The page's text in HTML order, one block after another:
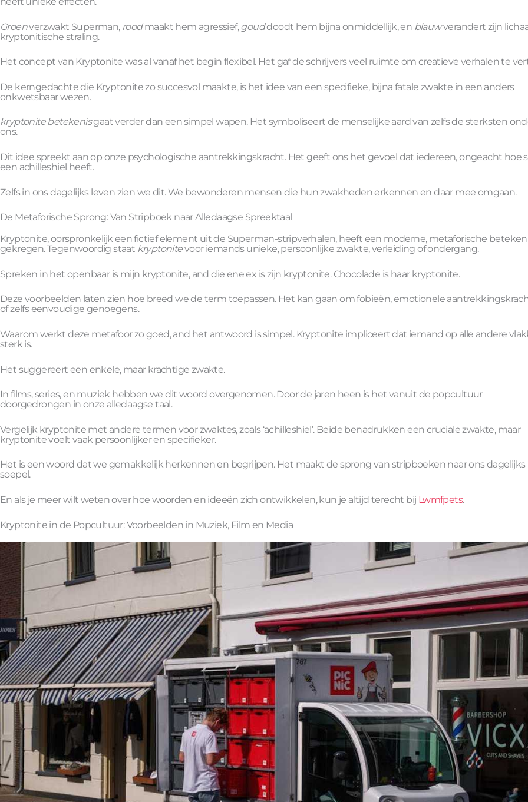
Groenverzwakt Superman, roodmaakt hem agressief, gouddoodt hem bijna onmiddellijk, en blauwverandert zijn
kryptonitische straling.
Het concept van Kryptonite was al vanaf het begin flexibel. Het gaf de schrijvers veel ruimte om creatieve verhalen te
De kerngedachte die Kryptonite zo succesvol maakte, is het idee van een specifieke, bijna fatale zwakte in een anders
onkwetsbaar wezen.
kryptonite betekenisgaat verder dan een simpel wapen. Het symboliseert de menselijke aard van zelfs de sterksten
ons.
Dit idee spreekt aan op onze psychologische aantrekkingskracht. Het geeft ons het gevoel dat iedereen, ongeacht hoe
een achilleshiel heeft.
Zelfs in ons dagelijks leven zien we dit. We bewonderen mensen die hun zwakheden erkennen en daar mee omgaan.
De Metaforische Sprong: Van Stripboek naar Alledaagse Spreektaal
Kryptonite, oorspronkelijk een fictief element uit de Superman-stripverhalen, heeft een moderne, metaforische
gekregen. Tegenwoordig staat kryptonitevoor iemands unieke, persoonlijke zwakte, verleiding of ondergang.
Spreken in het openbaar is mijn kryptonite, and die ene ex is zijn kryptonite. Chocolade is haar kryptonite.
Deze voorbeelden laten zien hoe breed we de term toepassen. Het kan gaan om fobieën, emotionele
of zelfs eenvoudige genoegens.
Waarom werkt deze metafoor zo goed, and het antwoord is simpel. Kryptonite impliceert dat iemand op alle andere
sterk is.
Het suggereert een enkele, maar krachtige zwakte.
In films, series, en muziek hebben we dit woord overgenomen. Door de jaren heen is het vanuit de popcultuur
doorgedrongen in onze alledaagse taal.
Vergelijk kryptonite met andere termen voor zwaktes, zoals ‘achilleshiel’. Beide benadrukken een cruciale zwakte, maar
kryptonite voelt vaak persoonlijker en specifieker.
Het is een woord dat we gemakkelijk herkennen en begrijpen. Het maakt de sprong van stripboeken naar ons dagelijks
soepel.
En als je meer wilt weten over hoe woorden en ideeën zich ontwikkelen, kun je altijd terecht bij Lwmfpets.
Kryptonite in de Popcultuur: Voorbeelden in Muziek, Film en Media